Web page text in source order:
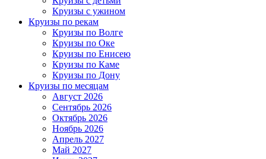
Круизы с ужином
Круизы по рекам
Круизы по Волге
Круизы по Оке
Круизы по Енисею
Круизы по Каме
Круизы по Дону
Круизы по месяцам
Август 2026
Сентябрь 2026
Октябрь 2026
Ноябрь 2026
Апрель 2027
Май 2027